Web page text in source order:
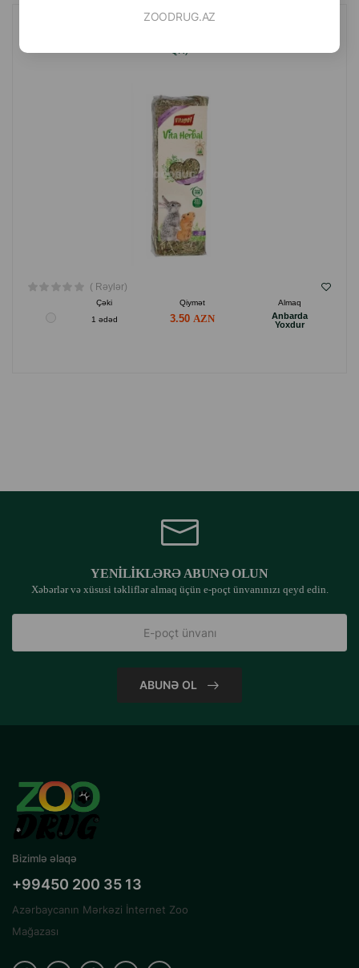
ZOODRUG.AZ
QR)
( Rəylər)
Çəki Qiymət
Almaq
1 ədəd
3.50
Anbarda
Yoxdur
YENILIKLƏRƏ ABUNƏ OLUN
Xəbərlər və xüsusi təkliflər almaq üçün e-poçt ünvanınızı qeyd edin.
ABUNƏ OL
Bizimlə əlaqə
+99450 200 35 13
Azərbaycanın Mərkəzi İnternet Zoo
Mağazası